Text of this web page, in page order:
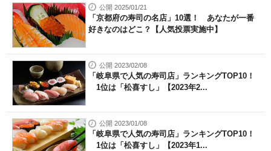
公開 2025/01/21
「京都府の寿司の名店」10選！ あなたが一番
好きなのはどこ？【人気投票実施中】
公開 2023/02/08
「岐阜県で人気の寿司店」ランキングTOP10！
1位は「松喜すし」【2023年2...
公開 2023/01/08
「岐阜県で人気の寿司店」ランキングTOP10！
1位は「松喜すし」【2023年1...